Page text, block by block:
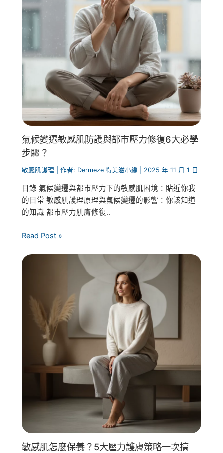
氣候變遷敏感肌防護與都市壓力修復6大必學
步驟？
敏感肌護理 | 作者: Dermeze 得美滋小編 2025 年 11 月 1 日
目錄 氣候變遷與都市壓力下的敏感肌困境：貼近你我
的日常 敏感肌護理原理與氣候變遷的影響：你該知道
的知識 都市壓力肌膚修復...
Read Post »
敏感肌怎麼保養？5大壓力護膚策略一次搞